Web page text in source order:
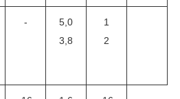
-
5,0
3,8
1
2